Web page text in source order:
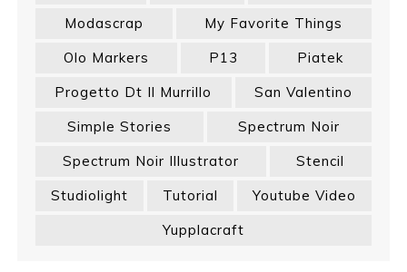
Modascrap
My Favorite Things
Olo Markers
P13
Piatek
Progetto Dt Il Murrillo
San Valentino
Simple Stories
Spectrum Noir
Spectrum Noir Illustrator
Stencil
Studiolight
Tutorial
Youtube Video
Yupplacraft